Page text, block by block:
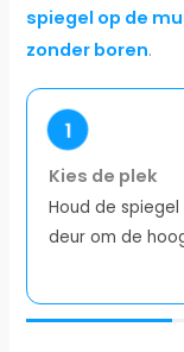
spiegel op de
zonder boren.
1
Kies de plek
Houd de
deur om de